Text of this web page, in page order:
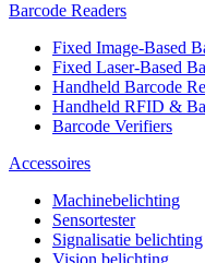
Barcode Readers
Fixed Image-Based
Fixed Laser-Based
Handheld Barcode
Handheld RFID &
Barcode Verifiers
Accessoires
Machinebelichting
Sensortester
Signalisatie belichting
Vision belichting